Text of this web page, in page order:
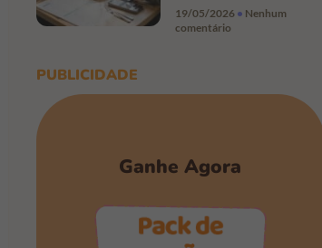
19/05/2026
Nenhum
comentário
PUBLICIDADE
Ganhe Agora